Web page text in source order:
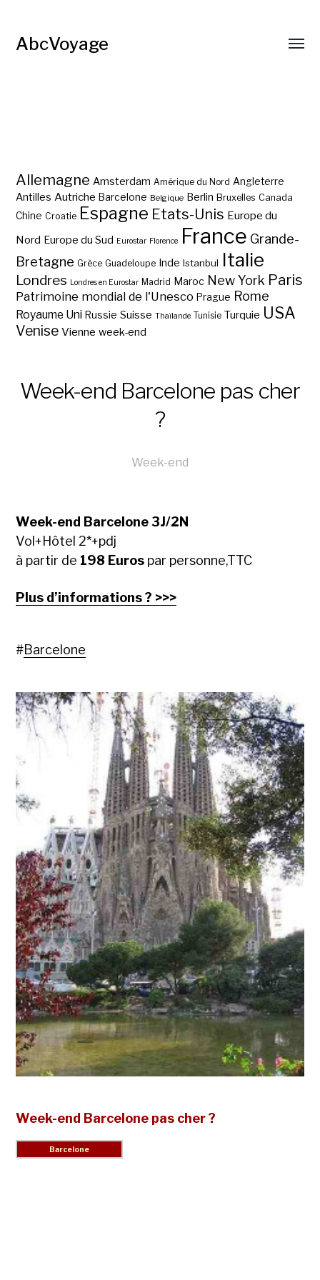
AbcVoyage
Allemagne Amsterdam Amérique du Nord Angleterre
Antilles Autriche Barcelone Belgique Berlin Bruxelles Canada
Chine Croatie Espagne Etats-Unis Europe du
Nord Europe du Sud Eurostar Florence France Grande-
Bretagne Grèce Guadeloupe Inde Istanbul Italie
Londres Londres en Eurostar Madrid Maroc New York Paris
Patrimoine mondial de l'Unesco Prague Rome
Royaume Uni Russie Suisse Thaïlande Tunisie Turquie USA
Venise Vienne week-end
Week-end Barcelone pas cher
?
Week-end
Week-end Barcelone 3J/2N
Vol+Hôtel 2*+pdj
à partir de 198 Euros par personne,TTC
Plus d’informations ? >>>
#Barcelone
Week-end Barcelone pas cher ?